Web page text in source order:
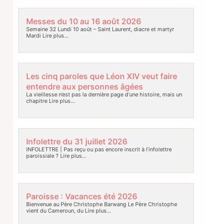
Messes du 10 au 16 août 2026
Semaine 32 Lundi 10 août – Saint Laurent, diacre et martyr
Mardi Lire plus…
Les cinq paroles que Léon XIV veut faire
entendre aux personnes âgées
La vieillesse n’est pas la dernière page d’une histoire, mais un
chapitreLire plus…
Infolettre du 31 juillet 2026
INFOLETTRE | Pas reçu ou pas encore inscrit à l’infolettre
paroissiale ? Lire plus…
Paroisse : Vacances été 2026
Bienvenue au Père Christophe Barwang Le Père Christophe
vient du Cameroun, duLire plus…